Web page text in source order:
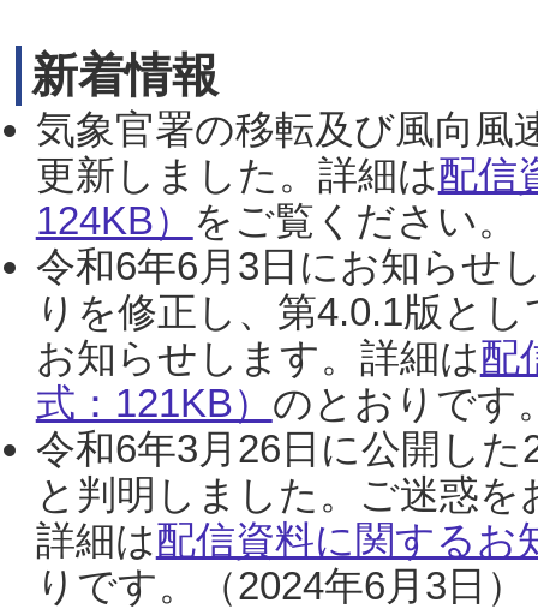
新着情報
気象官署の移転及び風向風
更新しました。詳細は配信
124KB） をご覧ください。
令和6年6月3日にお知らせ
りを修正し、第4.0.1版と
お知らせします。詳細は配
式：121KB） のとおりです
令和6年3月26日に公開し
と判明しました。ご迷惑
詳細は配信資料に関するお
りです。（2024年6月3日）